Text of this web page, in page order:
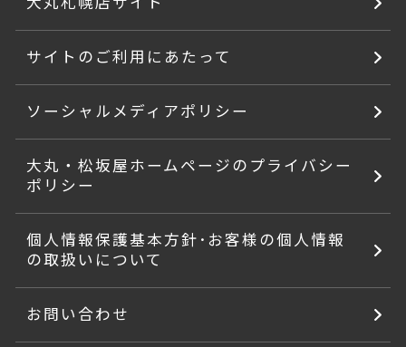
サイトのご利用にあたって
ソーシャルメディアポリシー
大丸・松坂屋ホームページのプライバシー
ポリシー
個人情報保護基本方針･お客様の個人情報
の取扱いについて
お問い合わせ